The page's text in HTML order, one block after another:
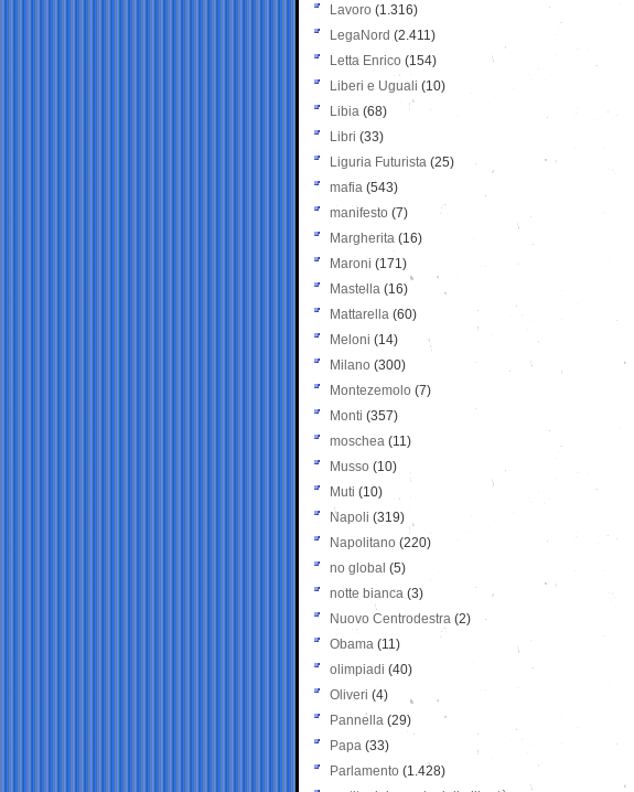
Lavoro (1.316)
LegaNord (2.411)
Letta Enrico (154)
Liberi e Uguali (10)
Libia (68)
Libri (33)
Liguria Futurista (25)
mafia (543)
manifesto (7)
Margherita (16)
Maroni (171)
Mastella (16)
Mattarella (60)
Meloni (14)
Milano (300)
Montezemolo (7)
Monti (357)
moschea (11)
Musso (10)
Muti (10)
Napoli (319)
Napolitano (220)
no global (5)
notte bianca (3)
Nuovo Centrodestra (2)
Obama (11)
olimpiadi (40)
Oliveri (4)
Pannella (29)
Papa (33)
Parlamento (1.428)